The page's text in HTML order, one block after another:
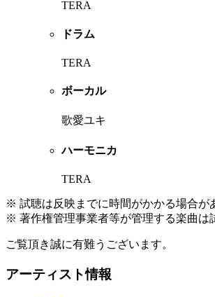
TERA
ドラム
TERA
ボーカル
歌愛ユキ
ハーモニカ
TERA
※ 試聴は反映までに時間がかかる場合が
※ 著作権管理事業者等が管理する楽曲は
ご覧頂き誠に有難うございます。
アーティスト情報